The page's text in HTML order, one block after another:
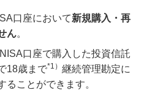
に伴うお手続きのご案内
定拠出年金）
口座において新規購入・再
ん。
口座で購入した投資信託
18歳まで*1） 継続管理勘定に
ることができます。